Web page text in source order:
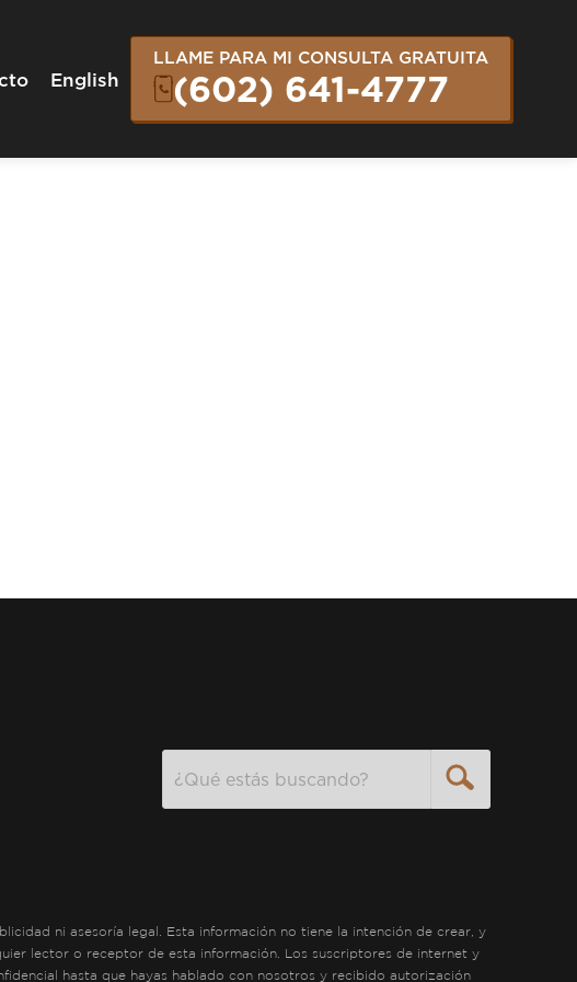
English
LLAME PARA MI CONSULTA GRATUITA
(602) 641-4777
ni asesoría legal. Esta información no tiene la intención de crear, y
lector o receptor de esta información. Los suscriptores de internet y
hasta que hayas hablado con nosotros y recibido autorización